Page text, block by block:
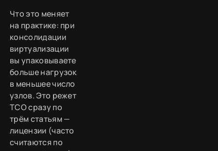
Что это меняет
на практике: при
консолидации
виртуализации
вы упаковываете
больше нагрузок
в меньшее число
узлов. Это режет
TCO сразу по
трём статьям —
лицензии (часто
считаются по